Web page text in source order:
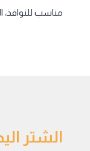
مناسب للنوافذ،
الشتر